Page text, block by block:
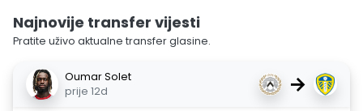
Najnovije transfer vijesti
Pratite uživo aktualne transfer glasine.
Oumar Solet
prije 12d
→